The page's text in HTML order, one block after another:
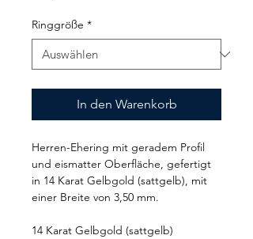
Ringgröße *
In den Warenkorb
Herren-Ehering mit geradem Profil
und eismatter Oberfläche, gefertigt
in 14 Karat Gelbgold (sattgelb), mit
einer Breite von 3,50 mm.
14 Karat Gelbgold (sattgelb)